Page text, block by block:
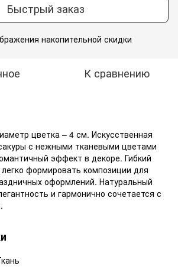
Быстрый заказ
накопительной скидки
К сравнению
цветка – 4 см. Искусственная
с нежными тканевыми цветами
эффект в декоре. Гибкий
формировать композиции для
оформлений. Натуральный
и гармонично сочетается с